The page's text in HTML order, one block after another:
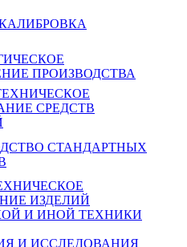
ПРОИЗВОДСТВА
СРЕДСТВ
СТАНДАРТНЫХ
ИЗДЕЛИЙ
И ИНОЙ ТЕХНИКИ
И ИССЛЕДОВАНИЯ